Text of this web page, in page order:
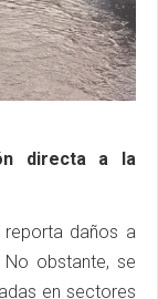
directa a la
daños a
obstante, se
en sectores